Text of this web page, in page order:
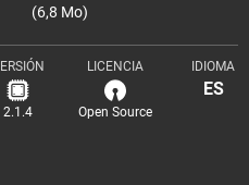
(6,8 Mo)
2.1.4
LICENCIA
Open Source
IDIOMA
ES